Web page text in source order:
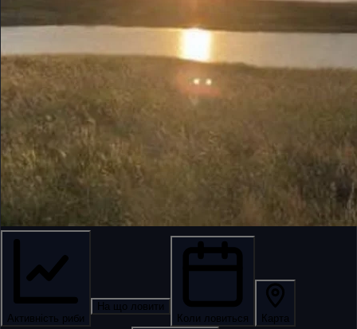
Активність риби
На що ловити
Коли ловиться
Карта